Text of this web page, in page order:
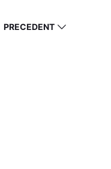
PRECEDENT